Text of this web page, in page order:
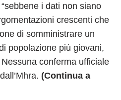
i dati non siano
crescenti che
di somministrare un
popolazione più giovani,
conferma ufficiale
(Continua a